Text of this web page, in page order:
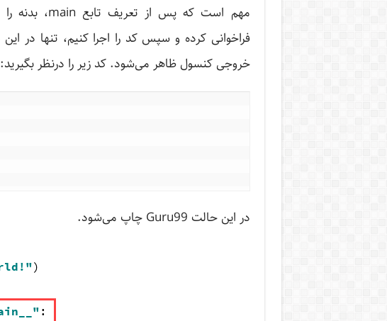
خروجی کنسول ظاهر می‌شود. کد زیر را درنظر بگیرید:
در این حالت Guru99 چاپ می‌شود.